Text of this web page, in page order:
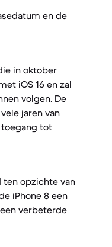
en de
in oktober
iOS 16 en zal
volgen. De
jaren van
toegang tot
ten opzichte van
iPhone 8 een
verbeterde